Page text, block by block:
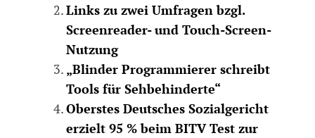
Links zu zwei Umfragen bzgl.
Screenreader- und Touch-Screen-
Nutzung
„Blinder Programmierer schreibt
Tools für Sehbehinderte“
Oberstes Deutsches Sozialgericht
erzielt 95 % beim BITV Test zur